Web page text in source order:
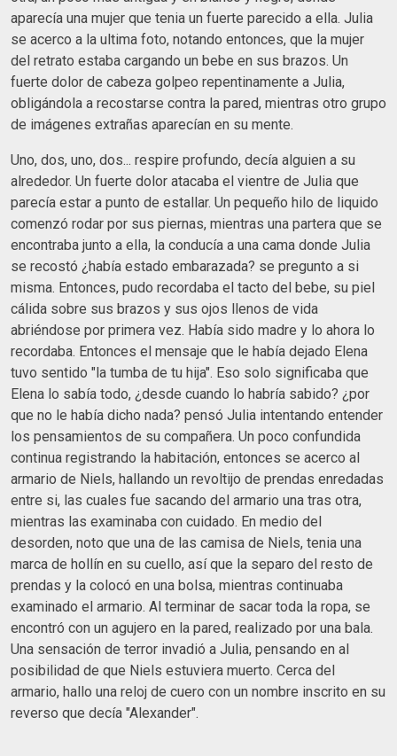
aparecía una mujer que tenia un fuerte parecido a ella. Julia
se acerco a la ultima foto, notando entonces, que la mujer
del retrato estaba cargando un bebe en sus brazos. Un
fuerte dolor de cabeza golpeo repentinamente a Julia,
obligándola a recostarse contra la pared, mientras otro grupo
de imágenes extrañas aparecían en su mente.
Uno, dos, uno, dos... respire profundo, decía alguien a su
alrededor. Un fuerte dolor atacaba el vientre de Julia que
parecía estar a punto de estallar. Un pequeño hilo de liquido
comenzó rodar por sus piernas, mientras una partera que se
encontraba junto a ella, la conducía a una cama donde Julia
se recostó ¿había estado embarazada? se pregunto a si
misma. Entonces, pudo recordaba el tacto del bebe, su piel
cálida sobre sus brazos y sus ojos llenos de vida
abriéndose por primera vez. Había sido madre y lo ahora lo
recordaba. Entonces el mensaje que le había dejado Elena
tuvo sentido "la tumba de tu hija". Eso solo significaba que
Elena lo sabía todo, ¿desde cuando lo habría sabido? ¿por
que no le había dicho nada? pensó Julia intentando entender
los pensamientos de su compañera. Un poco confundida
continua registrando la habitación, entonces se acerco al
armario de Niels, hallando un revoltijo de prendas enredadas
entre si, las cuales fue sacando del armario una tras otra,
mientras las examinaba con cuidado. En medio del
desorden, noto que una de las camisa de Niels, tenia una
marca de hollín en su cuello, así que la separo del resto de
prendas y la colocó en una bolsa, mientras continuaba
examinado el armario. Al terminar de sacar toda la ropa, se
encontró con un agujero en la pared, realizado por una bala.
Una sensación de terror invadió a Julia, pensando en al
posibilidad de que Niels estuviera muerto. Cerca del
armario, hallo una reloj de cuero con un nombre inscrito en su
reverso que decía "Alexander".